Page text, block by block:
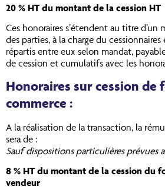
20 % HT du montant de la cession HT
Ces honoraires s’étendent au titre d’un
des parties, à la charge du
répartis entre eux selon mandat,
de cession et cumulatifs avec les
Honoraires sur cession de
commerce :
A la réalisation de la transaction, la
sera de :
Sauf dispositions particulières prévues
8 % HT du montant de la cession du
vendeur